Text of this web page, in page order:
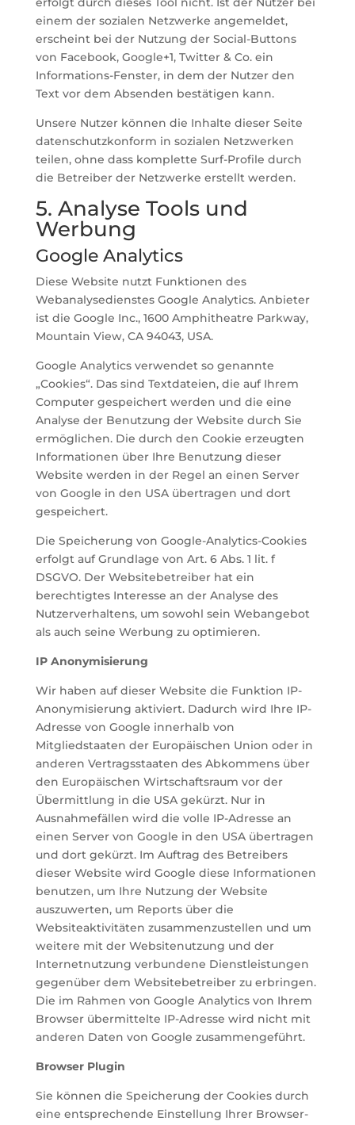
einem der sozialen Netzwerke angemeldet,
erscheint bei der Nutzung der Social-Buttons
von Facebook, Google+1, Twitter & Co. ein
Informations-Fenster, in dem der Nutzer den
Text vor dem Absenden bestätigen kann.
Unsere Nutzer können die Inhalte dieser Seite
datenschutzkonform in sozialen Netzwerken
teilen, ohne dass komplette Surf-Profile durch
die Betreiber der Netzwerke erstellt werden.
5. Analyse Tools und
Werbung
Google Analytics
Diese Website nutzt Funktionen des
Webanalysedienstes Google Analytics. Anbieter
ist die Google Inc., 1600 Amphitheatre Parkway,
Mountain View, CA 94043, USA.
Google Analytics verwendet so genannte
„Cookies“. Das sind Textdateien, die auf Ihrem
Computer gespeichert werden und die eine
Analyse der Benutzung der Website durch Sie
ermöglichen. Die durch den Cookie erzeugten
Informationen über Ihre Benutzung dieser
Website werden in der Regel an einen Server
von Google in den USA übertragen und dort
gespeichert.
Die Speicherung von Google-Analytics-Cookies
erfolgt auf Grundlage von Art. 6 Abs. 1 lit. f
DSGVO. Der Websitebetreiber hat ein
berechtigtes Interesse an der Analyse des
Nutzerverhaltens, um sowohl sein Webangebot
als auch seine Werbung zu optimieren.
IP Anonymisierung
Wir haben auf dieser Website die Funktion IP-
Anonymisierung aktiviert. Dadurch wird Ihre IP-
Adresse von Google innerhalb von
Mitgliedstaaten der Europäischen Union oder in
anderen Vertragsstaaten des Abkommens über
den Europäischen Wirtschaftsraum vor der
Übermittlung in die USA gekürzt. Nur in
Ausnahmefällen wird die volle IP-Adresse an
einen Server von Google in den USA übertragen
und dort gekürzt. Im Auftrag des Betreibers
dieser Website wird Google diese Informationen
benutzen, um Ihre Nutzung der Website
auszuwerten, um Reports über die
Websiteaktivitäten zusammenzustellen und um
weitere mit der Websitenutzung und der
Internetnutzung verbundene Dienstleistungen
gegenüber dem Websitebetreiber zu erbringen.
Die im Rahmen von Google Analytics von Ihrem
Browser übermittelte IP-Adresse wird nicht mit
anderen Daten von Google zusammengeführt.
Browser Plugin
Sie können die Speicherung der Cookies durch
eine entsprechende Einstellung Ihrer Browser-